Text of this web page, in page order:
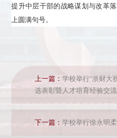
提升中层干部的战略谋划与改革
上圆满句号。
上一篇：学校举行“浙财大
选表彰暨人才培育经验交
下一篇：学校举行徐永明